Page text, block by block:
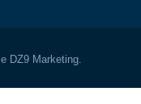
DZ9 Marketing.